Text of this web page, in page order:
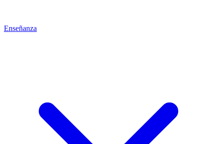
Enseñanza